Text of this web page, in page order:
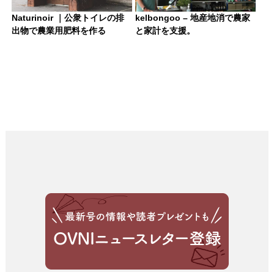
Naturinoir ｜公衆トイレの排
出物で農業用肥料を作る
kelbongoo – 地産地消で農家
と家計を支援。